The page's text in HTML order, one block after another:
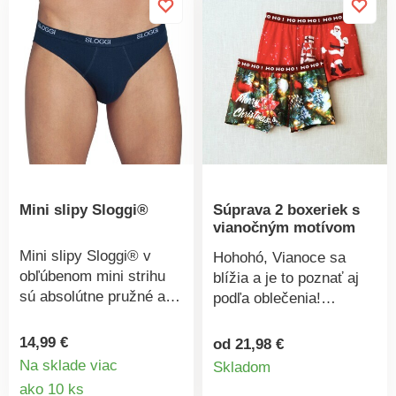
Možno prať v práčke.
Široká, výrazná guma v
páse. Súprava 3
čiernych a 3 zladených
kusov: námornícky
modrej + čiernej + sivej.
Standard 100 by Oeko-
Tex (n° CQ 1216/3
podrobené laboratórnym
testom na široké
spektrum škodlivých
látok a výrobok je
bezpečný nad rámec
prať na 30 °C.
Mini slipy Sloggi®
Mini slipy Sloggi® v
obľúbenom mini strihu
sú absolútne pružné a
nápisom. Froté vnútorná
strana pása. Standard
14,99 €
Na sklade viac
ako 10 ks
Súprava 2 boxeriek s
vianočným motívom
Hohohó, Vianoce sa
blížia a je to poznať aj
podľa oblečenia!
boxeriek s vianočným
motívom z jemného
od 21,98 €
Skladom